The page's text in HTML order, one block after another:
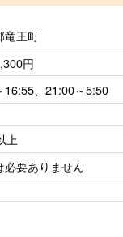
竜王町
円
16:55、21:00～5:50
上
必要ありません